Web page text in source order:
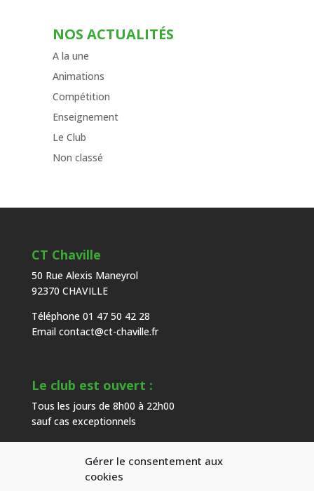
Gérer le consentement aux
cookies
NOS ACTUALITÉS
A la une
Animations
Compétition
Enseignement
Le Club
Non classé
CT Chaville
50 Rue Alexis Maneyrol
92370 CHAVILLE
Téléphone 01 47 50 42 28
Email contact@ct-chaville.fr
Le club est ouvert :
Tous les jours de 8h00 à 22h00
sauf cas exceptionnels
Heures d’ouverture de l’accueil :